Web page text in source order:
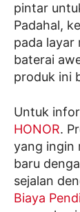
pintar
Padahal,
pada layar
baterai
produk ini
Untuk
HONOR.
yang ingin
baru
sejalan
Biaya